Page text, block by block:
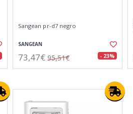
Sangean pr-d7 negro
SANGEAN
73,47€ 95,51€ - 23%